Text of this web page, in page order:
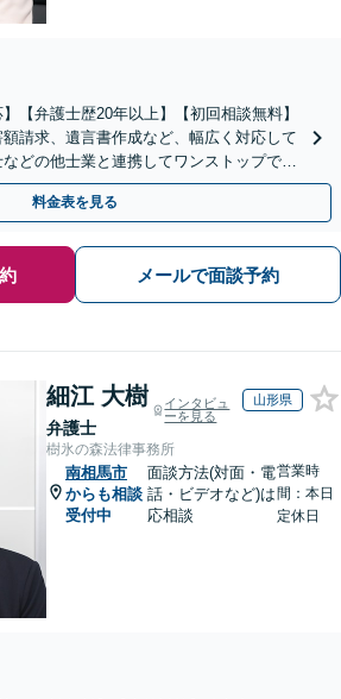
【弁護士歴20年以上】【初回相談無料】
請求、遺言書作成など、幅広く対応して
どの他士業と連携してワンストップでの
ください。
料金表を見る
メールで面談予約
細江 大樹
弁護士
インタビュ
ーを見る
山形県
樹氷の森法律事務所
南相馬市
からも相談
受付中
面談方法(対面・電
話・ビデオなど)は
応相談
営業時
間：本日
定休日